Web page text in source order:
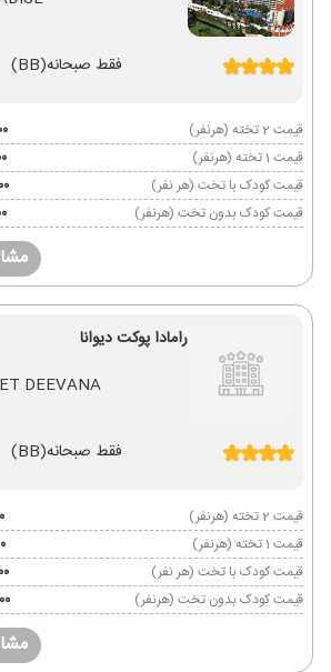
فقط صبحانه(BB)
قیمت 2 تخته (هرنفر)
قیمت 1 تخته (هرنفر)
قیمت کودک با تخت (هر نفر)
قیمت کودک بدون تخت (هرنفر)
رامادا پوکت دیوانا
DEEVANA
فقط صبحانه(BB)
قیمت 2 تخته (هرنفر)
قیمت 1 تخته (هرنفر)
قیمت کودک با تخت (هر نفر)
قیمت کودک بدون تخت (هرنفر)